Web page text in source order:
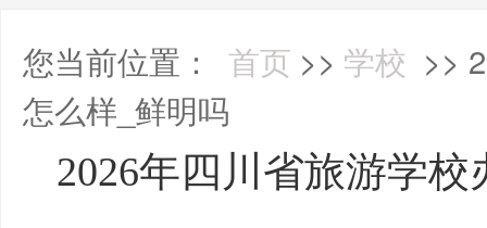
您当前位置： 首页 >> 学校 >>
怎么样_鲜明吗
2026年四川省旅游学